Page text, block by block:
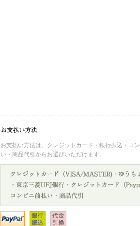
お支払い方法は、クレジットカード・銀行振込・コ
い・商品代引からお選びいただけます。